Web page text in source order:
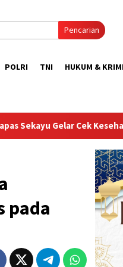
Pencarian
POLRI TNI HUKUM &
bagi Pegawai dan
pada